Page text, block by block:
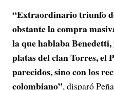
“Extraordinario triunfo
obstante la compra
la que hablaba
platas del clan Torres, el
parecidos, sino con los
colombiano”, disparó